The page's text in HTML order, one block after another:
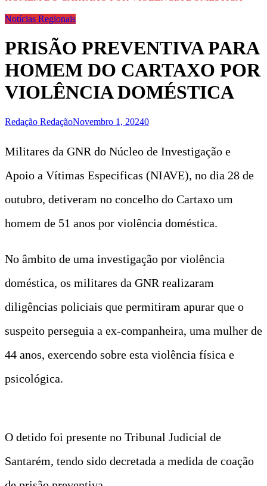
Notícias Regionais
PRISÃO PREVENTIVA PARA
HOMEM DO CARTAXO POR
VIOLÊNCIA DOMÉSTICA
Redação RedaçãoNovembro 1, 20240
Militares da GNR do Núcleo de Investigação e
Apoio a Vítimas Especificas (NIAVE), no dia 28 de
outubro, detiveram no concelho do Cartaxo um
homem de 51 anos por violência doméstica.
No âmbito de uma investigação por violência
doméstica, os militares da GNR realizaram
diligências policiais que permitiram apurar que o
suspeito perseguia a ex-companheira, uma mulher de
44 anos, exercendo sobre esta violência física e
psicológica.
O detido foi presente no Tribunal Judicial de
Santarém, tendo sido decretada a medida de coação